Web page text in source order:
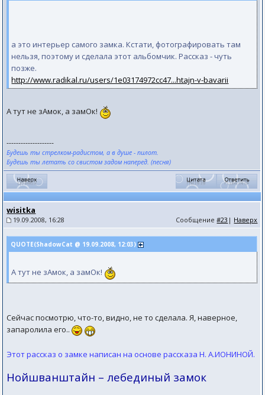
а это интерьер самого замка. Кстати, фотографировать там
нельзя, поэтому и сделала этот альбомчик. Рассказ - чуть
позже.
http://www.radikal.ru/users/1e03174972cc47...htajn-v-bavarii
А тут не зАмок, а замОк!
--------------------
Будешь ты стрелком-радистом, а в душе - пилот.
Будешь ты летать со свистом задом наперед. (песня)
wisitka
19.09.2008, 16:28 Сообщение#23 | Наверх
QUOTE(ShadowCat @ 19.09.2008, 12:03)
А тут не зАмок, а замОк!
Сейчас посмотрю, что-то, видно, не то сделала. Я, наверное,
запаролила его..
Этот рассказ о замке написан на основе рассказа Н. А.ИОНИНОЙ.
Нойшванштайн – лебединый замок